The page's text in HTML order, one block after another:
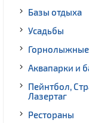
Базы отдыха
Усадьбы
Аквапарки и
Пейнтбол,
Лазертаг
Рестораны